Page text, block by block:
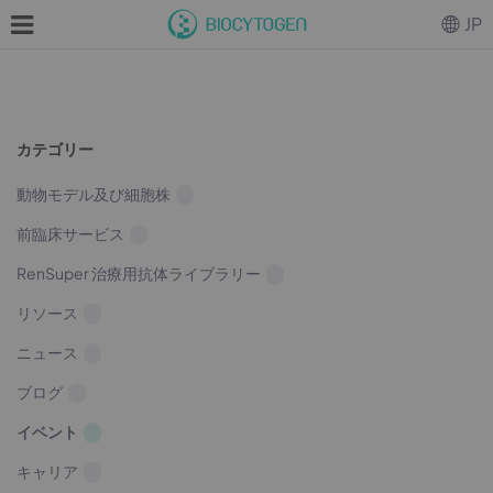
カテゴリー
動物モデル及び細胞株
前臨床サービス
RenSuper 治療用抗体ライブラリー
リソース
ニュース
ブログ
イベント
キャリア
JP